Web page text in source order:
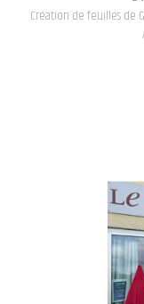
Création de feuilles de